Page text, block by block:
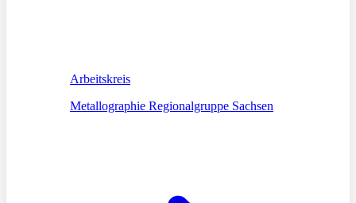
Arbeitskreis
Metallographie Regionalgruppe Sachsen